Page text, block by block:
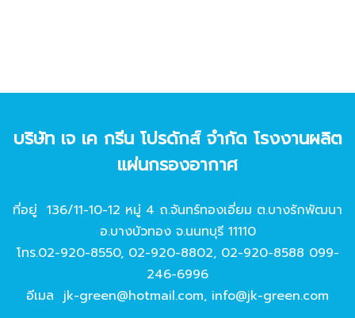
บริษัท เจ เค กรีน โปรดักส์ จํากัด โรงงานผลิต
แผ่นกรองอากาศ
ที่อยู่ 136/11-10-12 หมู่ 4 ถ.จันทร์ทองเอี่ยม ต.บางรักพัฒนา
อ.บางบัวทอง จ.นนทบุรี 11110
โทร.02-920-8550, 02-920-8802, 02-920-8588 099-
246-6996
อีเมล jk-green@hotmail.com, info@jk-green.com